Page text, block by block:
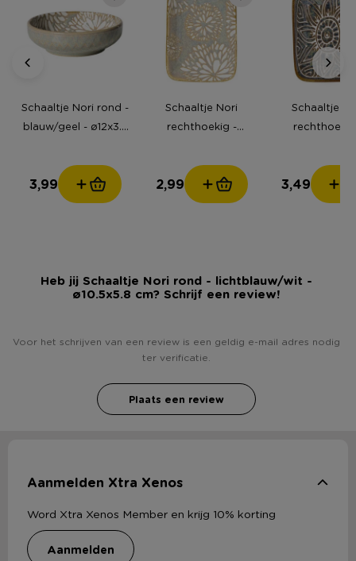
Schaaltje Nori rond -
blauw/geel - ø12x3.5
3,99
Schaaltje Nori
rechthoekig -
cm
2,99
Schaaltje
2x10x7.5
3,49
Heb jij Schaaltje Nori rond - lichtblauw/wit -
ø10.5x5.8 cm? Schrijf een review!
Voor het schrijven van een review is een geldig e-mail adres nodig
ter verificatie.
Plaats een review
Aanmelden Xtra Xenos
Word Xtra Xenos Member en krijg 10% korting
aanmelden